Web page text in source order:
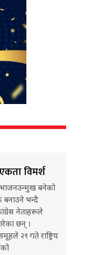
विमर्श
बनेको
बनाउने भन्दै
नेताहरूले
छन् ।
२९ गते राष्ट्रिय